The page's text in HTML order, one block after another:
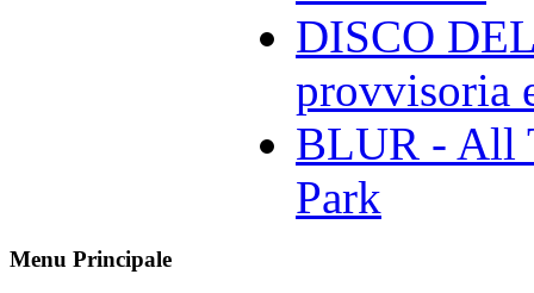
DISCO
provvisoria
BLUR - All
Park
Menu Principale